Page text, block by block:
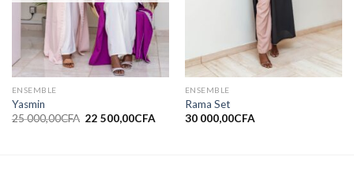
ENSEMBLE
Yasmin
25 000,00CFA 22 500,00CFA
ENSEMBLE
Rama Set
30 000,00CFA